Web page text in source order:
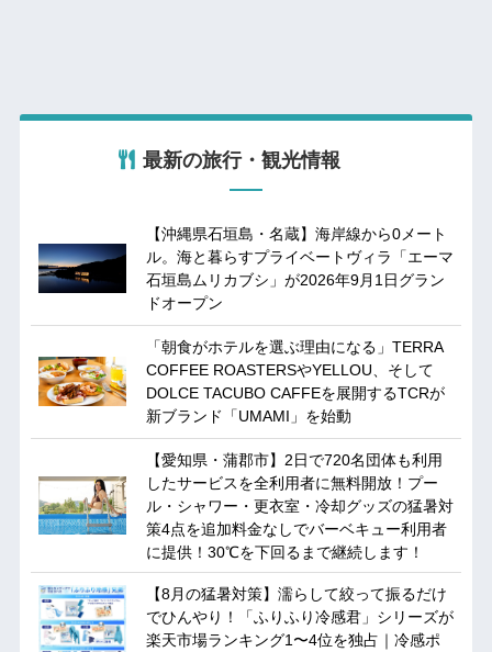
最新の旅行・観光情報
【沖縄県石垣島・名蔵】海岸線から0メート
ル。海と暮らすプライベートヴィラ「エーマ
石垣島ムリカブシ」が2026年9月1日グラン
ドオープン
「朝食がホテルを選ぶ理由になる」TERRA
COFFEE ROASTERSやYELLOU、そして
DOLCE TACUBO CAFFEを展開するTCRが
新ブランド「UMAMI」を始動
【愛知県・蒲郡市】2日で720名団体も利用
したサービスを全利用者に無料開放！プー
ル・シャワー・更衣室・冷却グッズの猛暑対
策4点を追加料金なしでバーベキュー利用者
に提供！30℃を下回るまで継続します！
【8月の猛暑対策】濡らして絞って振るだけ
でひんやり！「ふりふり冷感君」シリーズが
楽天市場ランキング1〜4位を独占｜冷感ポ